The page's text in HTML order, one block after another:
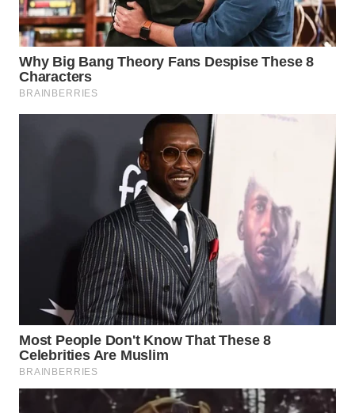
WN
KALTARA
WN
KALSEL
GORONTALO
WN
SULUT
WN